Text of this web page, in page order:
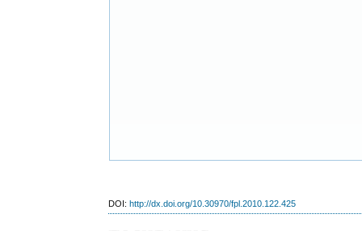
DOI:http://dx.doi.org/10.30970/fpl.2010.122.425